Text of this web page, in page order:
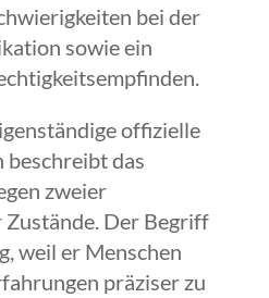
bei der
sowie ein
offizielle
beschreibt das
zweier
Der Begriff
weil er Menschen
präziser zu